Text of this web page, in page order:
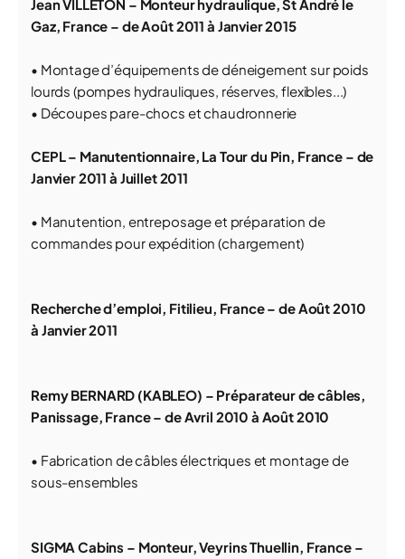
Jean VILLETON – Monteur hydraulique, St André le
Gaz, France – de Août 2011 à Janvier 2015
• Montage d’équipements de déneigement sur poids
lourds (pompes hydrauliques, réserves, flexibles...)
• Découpes pare-chocs et chaudronnerie
CEPL – Manutentionnaire, La Tour du Pin, France – de
Janvier 2011 à Juillet 2011
• Manutention, entreposage et préparation de
commandes pour expédition (chargement)
Recherche d’emploi, Fitilieu, France – de Août 2010
à Janvier 2011
Remy BERNARD (KABLEO) – Préparateur de câbles,
Panissage, France – de Avril 2010 à Août 2010
• Fabrication de câbles électriques et montage de
sous-ensembles
SIGMA Cabins – Monteur, Veyrins Thuellin, France –